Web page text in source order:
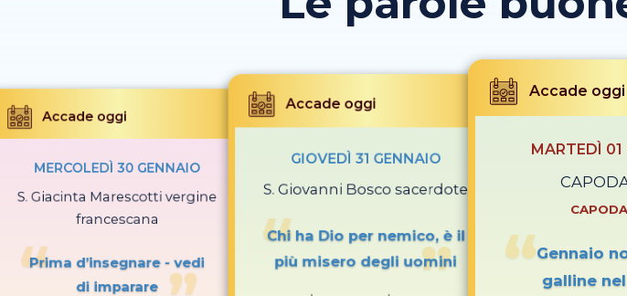
Accade oggi
MERCOLEDÌ 30 GENNAIO
S. Giacinta Marescotti vergine
francescana
Prima d’insegnare - vedi
di imparare
Accade oggi
GIOVEDÌ 31 GENNAIO
S. Giovanni Bosco sacerdote
Chi ha Dio per nemico, è il
più misero degli uomini
Accade oggi
MARTEDÌ
Gennaio
galline